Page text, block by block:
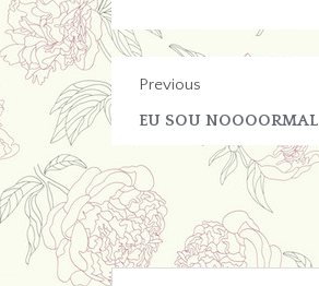
Previous
EU SOU NOOOORMAL